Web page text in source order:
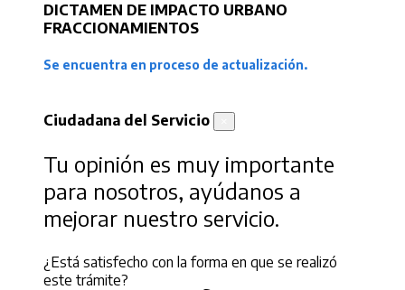
DICTAMEN DE IMPACTO URBANO
FRACCIONAMIENTOS
Se encuentra en proceso de actualización.
Ciudadana del Servicio
Tu opinión es muy importante
para nosotros, ayúdanos a
mejorar nuestro servicio.
¿Está satisfecho con la forma en que se realizó
este trámite?